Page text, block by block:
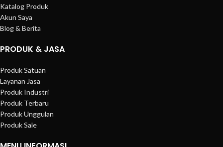
Katalog Produk
Akun Saya
Blog & Berita
PRODUK & JASA
Produk Satuan
Layanan Jasa
Produk Industri
Produk Terbaru
Produk Unggulan
Produk Sale